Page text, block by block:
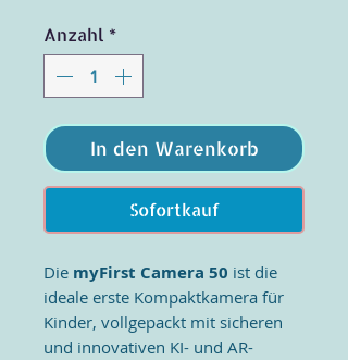
Anzahl *
In den Warenkorb
Sofortkauf
Die myFirst Camera 50 ist die
ideale erste Kompaktkamera für
Kinder, vollgepackt mit sicheren
und innovativen KI- und AR-